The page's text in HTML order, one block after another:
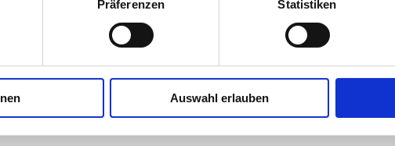
Präferenzen Statistiken
Auswahl erlauben
machen
Führungscoach Wolfgang Jenewein die Bühne. Er ist Professor für
Führung und der kulturellen Transformation von Organisationen. Er berät
mit diversen Profiteams im Sport zusammen. Am Finance Forum
Teams. Im Anschluss bietet ein Networking-Apéro die Möglichkeit
für Finanzbranche